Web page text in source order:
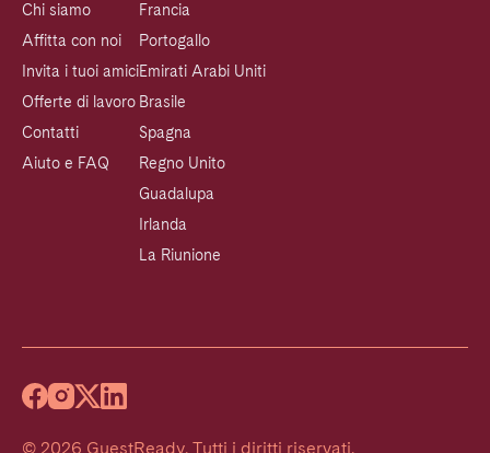
Chi siamo
Affitta con noi
Invita i tuoi amici
Offerte di lavoro
Contatti
Aiuto e FAQ
Francia
Portogallo
Emirati Arabi Uniti
Brasile
Spagna
Regno Unito
Guadalupa
Irlanda
La Riunione
© 2026 GuestReady. Tutti i diritti riservati.